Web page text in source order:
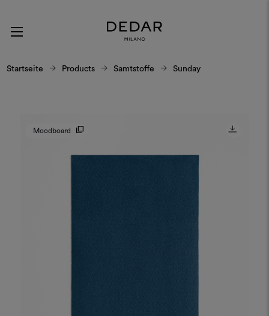
Startseite Products Samtstoffe Sunday
Moodboard